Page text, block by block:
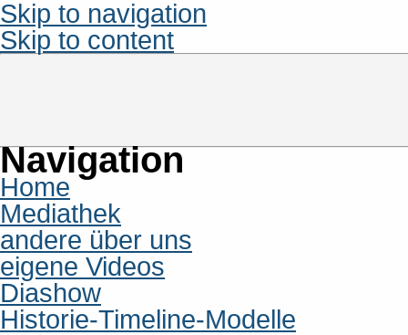
Skip to navigation
Skip to content
Navigation
Home
Mediathek
andere über uns
eigene Videos
Diashow
Historie-Timeline-Modelle